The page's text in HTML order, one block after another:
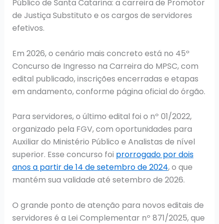
Público de Santa Catarina: a carreira de Promotor
de Justiça Substituto e os cargos de servidores
efetivos.
Em 2026, o cenário mais concreto está no 45º
Concurso de Ingresso na Carreira do MPSC, com
edital publicado, inscrições encerradas e etapas
em andamento, conforme página oficial do órgão.
Para servidores, o último edital foi o nº 01/2022,
organizado pela FGV, com oportunidades para
Auxiliar do Ministério Público e Analistas de nível
superior. Esse concurso foi prorrogado por dois
anos a partir de 14 de setembro de 2024, o que
mantém sua validade até setembro de 2026.
O grande ponto de atenção para novos editais de
servidores é a Lei Complementar nº 871/2025, que